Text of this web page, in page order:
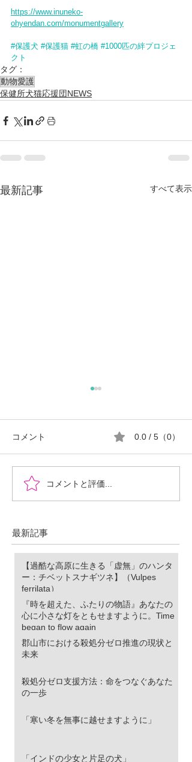
https://www.inuneko-
ohyendan.com/monumentgallery
#保護犬 #保護猫 #虹の橋 #1000匹の絆プロジェ
クト
タグ：
動物愛護
保健所犬猫応援団NEWS
最新記事 すべて表示
世界のどこにいても、 子
供たちは命を大切にする
コメント 0.0 / 5（0）
コメントと評価...
最新記事
【過酷な高原に生きる「虚無」のハンタ
ー：チベットスナギツネ】（Vulpes
ferrilata）
『時を超えた、ふたりの物語』あなたの
心に小さな灯をともせますように。Time
began to flow again
郡山市における殺処分ゼロ推進の現状と
未来
殺処分ゼロ支援方法：命をつなぐあなた
の一歩
「寒い冬を無事に越せますように」
「インドの少女と片足の犬」